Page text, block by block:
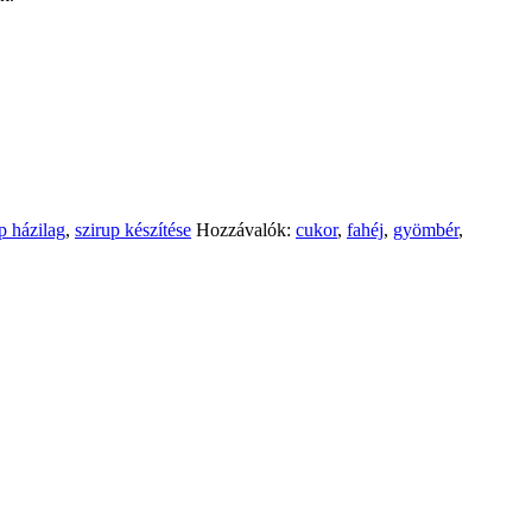
házilag, szirup készítése Hozzávalók: cukor, fahéj, gyömbér,